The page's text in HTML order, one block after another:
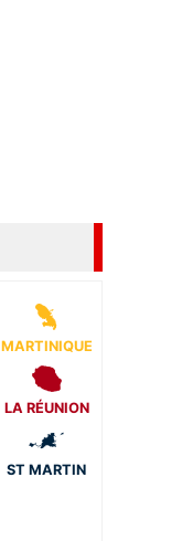
MARTINIQUE
LA RÉUNION
ST MARTIN